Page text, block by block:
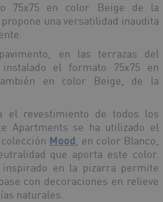
75x75 en color Beige de la
una versatilidad inaudita
en las terrazas del
el formato 75x75 en
en color Beige, de la
el revestimiento de todos los
Apartments se ha utilizado el
Mood , en color Blanco,
que aporta este color.
inspirado en la pizarra permite
con decoraciones en relieve
naturales.